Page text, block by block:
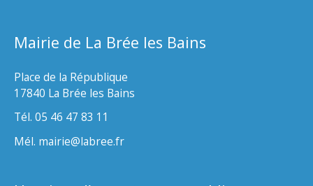
Mairie de La Brée les Bains
Place de la République
17840 La Brée les Bains
Tél. 05 46 47 83 11
Mél. mairie@labree.fr